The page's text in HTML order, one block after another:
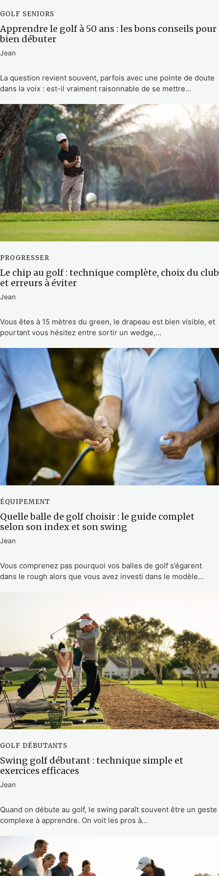
GOLF SENIORS
Apprendre le golf à 50 ans : les bons conseils pour
bien débuter
Jean
La question revient souvent, parfois avec une pointe de doute
dans la voix : est-il vraiment raisonnable de se mettre...
PROGRESSER
Le chip au golf : technique complète, choix du club
et erreurs à éviter
Jean
Vous êtes à 15 mètres du green, le drapeau est bien visible, et
pourtant vous hésitez entre sortir un wedge,...
ÉQUIPEMENT
Quelle balle de golf choisir : le guide complet
selon son index et son swing
Jean
Vous comprenez pas pourquoi vos balles de golf s’égarent
dans le rough alors que vous avez investi dans le modèle...
GOLF DÉBUTANTS
Swing golf débutant : technique simple et
exercices efficaces
Jean
Quand on débute au golf, le swing paraît souvent être un geste
complexe à apprendre. On voit les pros à...